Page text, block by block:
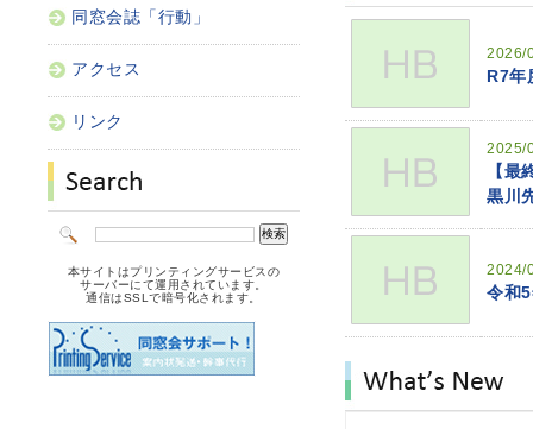
2026/
R7年
2025/
【最
黒川
2024/
令和
同窓会誌「行動」
アクセス
リンク
本サイトはプリンティングサービスの
サーバーにて運用されています。
通信はSSLで暗号化されます。